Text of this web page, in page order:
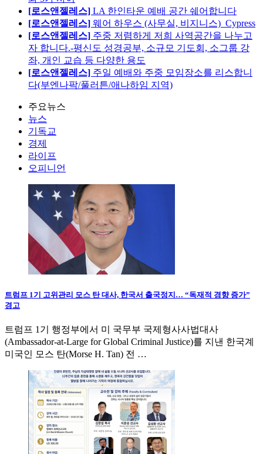
[로스앤젤레스] LA 한인타운 예배 공간 쉐어합니다
[로스앤젤레스] 웨어 하우스 (사무실, 비지니스)_Cypress
[로스앤젤레스] 주중 저렴하게 저희 사역공간을 나누고
자 합니다.-평신도 성경공부, 소규모 기도회, 소그룹 강
좌, 개인 교습 등 다양한 용도
[로스앤젤레스] 주일 예배와 주중 모임장소를 리스합니
다(부엔나팍/풀러튼/애나하임 지역)
주요뉴스
뉴스
기독교
경제
라이프
오피니언
트럼프 1기 고위관리 모스 탄 대사, 한국서 출국정지… “독재적 경향 증가”
경고
트럼프 1기 행정부에서 미 국무부 국제형사사법대사
(Ambassador-at-Large for Global Criminal Justice)를 지낸 한국계
미국인 모스 탄(Morse H. Tan) 전 …